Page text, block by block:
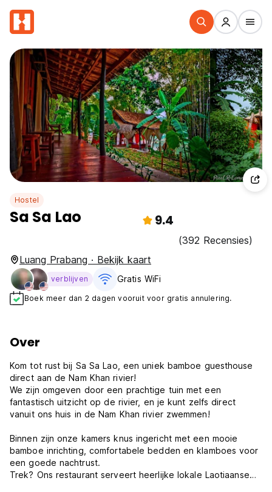
Hostel
Sa Sa Lao 9.4
(392 Recensies)
Luang Prabang · Bekijk kaart
verblijven Gratis WiFi
Boek meer dan 2 dagen vooruit voor gratis annulering.
Over
Kom tot rust bij Sa Sa Lao, een uniek bamboe guesthouse
direct aan de Nam Khan rivier!
We zijn omgeven door een prachtige tuin met een
fantastisch uitzicht op de rivier, en je kunt zelfs direct
vanuit ons huis in de Nam Khan rivier zwemmen!
Binnen zijn onze kamers knus ingericht met een mooie
bamboe inrichting, comfortabele bedden en klamboes voor
een goede nachtrust.
Trek? Ons restaurant serveert heerlijke lokale Laotiaanse